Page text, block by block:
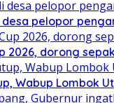
pelopor
2026, dorong
Wabup Lombok